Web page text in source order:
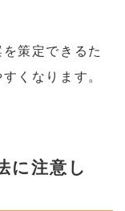
策定できるた
くなります。
に注意し